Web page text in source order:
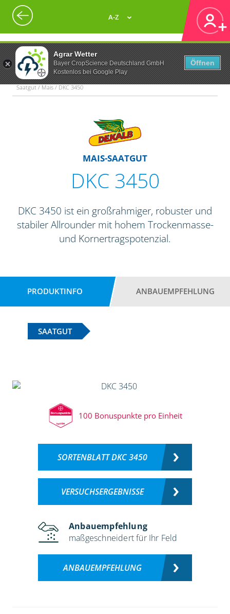
Agrar Wetter
Bayer CropScience Deutschland GmbH
Kostenlos bei Google Play
Öffnen
A-Z
Saatgut / Mais / DKC 3450
MAIS-SAATGUT
DKC 3450
DKC 3450 ist ein großrahmiger, robuster und
stabiler Allrounder mit hohem Trockenmasse-
und Kornertragspotenzial.
PRODUKTINFO ANBAUEMPFEHLUNG
SAATGUT
100 Bonuspunkte pro Einheit
SORTENBLATT DKC 3450
VERSUCHSERGEBNISSE
Anbauempfehlung
maßgeschneidert für Ihr Feld
ANBAUEMPFEHLUNG